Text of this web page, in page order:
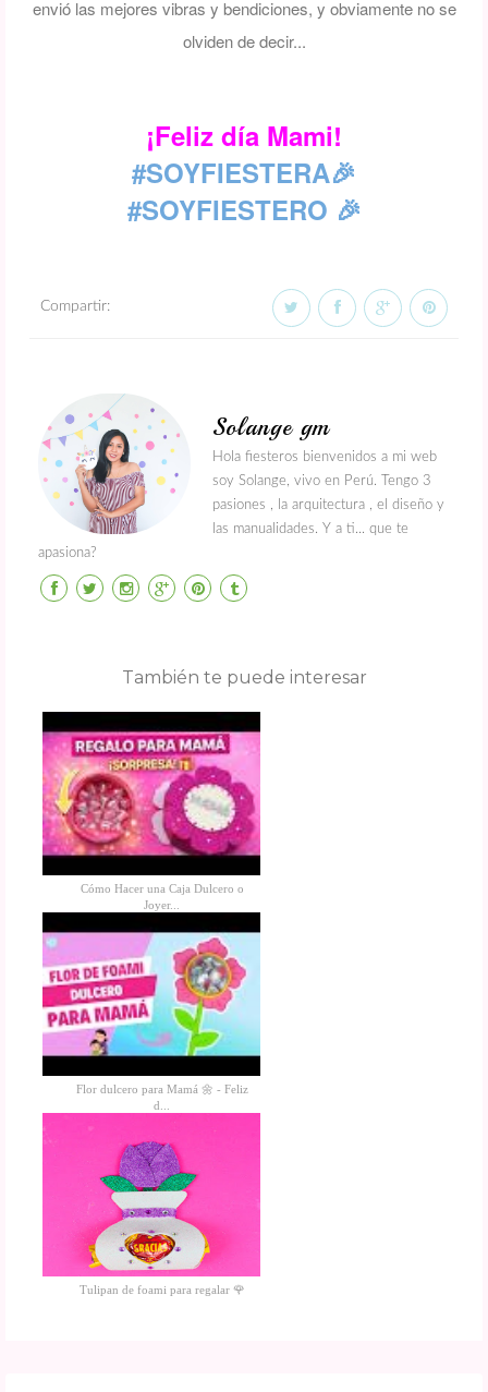
envió las mejores vibras y bendiciones, y obviamente no se
olviden de decir...
¡Feliz día Mami!
#SOYFIESTERA🎉
#SOYFIESTERO 🎉
Compartir:
Solange gm
Hola fiesteros bienvenidos a mi web
soy Solange, vivo en Perú. Tengo 3
pasiones , la arquitectura , el diseño y
las manualidades. Y a ti... que te
apasiona?
También te puede interesar
Cómo Hacer una Caja Dulcero o
Joyer...
Flor dulcero para Mamá 🌼 - Feliz
d...
Tulipan de foami para regalar 🌹